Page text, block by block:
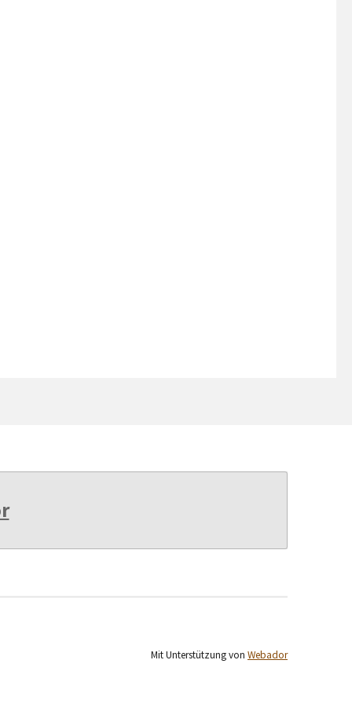
Mit Unterstützung von Webador